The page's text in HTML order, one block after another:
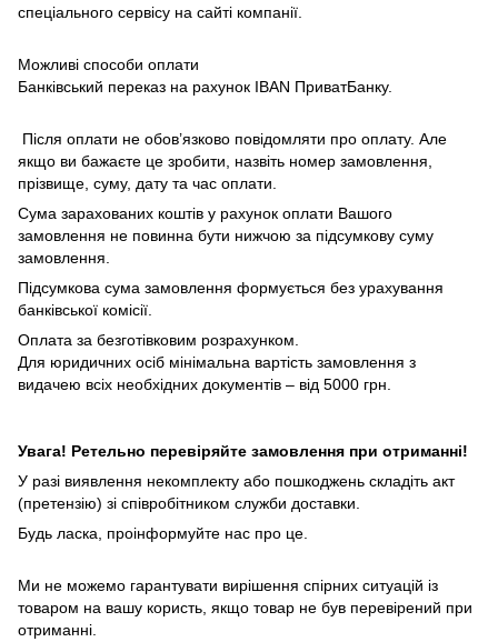
спеціального сервісу на сайті компанії.
Можливі способи оплати
Банківський переказ на рахунок IBAN ПриватБанку.
Після оплати не обов’язково повідомляти про оплату. Але
якщо ви бажаєте це зробити, назвіть номер замовлення,
прізвище, суму, дату та час оплати.
Сума зарахованих коштів у рахунок оплати Вашого
замовлення не повинна бути нижчою за підсумкову суму
замовлення.
Підсумкова сума замовлення формується без урахування
банківської комісії.
Оплата за безготівковим розрахунком.
Для юридичних осіб мінімальна вартість замовлення з
видачею всіх необхідних документів – від 5000 грн.
Увага! Ретельно перевіряйте замовлення при отриманні!
У разі виявлення некомплекту або пошкоджень складіть акт
(претензію) зі співробітником служби доставки.
Будь ласка, проінформуйте нас про це.
Ми не можемо гарантувати вирішення спірних ситуацій із
товаром на вашу користь, якщо товар не був перевірений при
отриманні.